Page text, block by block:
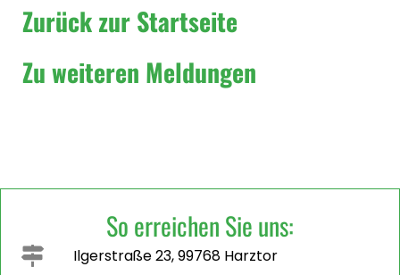
Zurück zur Startseite
Zu weiteren Meldungen
So erreichen Sie uns:
Ilgerstraße 23, 99768 Harztor